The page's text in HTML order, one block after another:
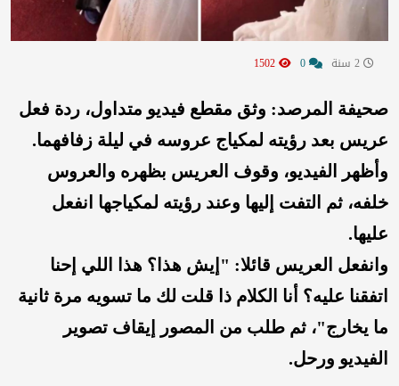
صحيفة المرصد: وثق مقطع فيديو متداول، ردة فعل
عريس بعد رؤيته لمكياج عروسه في ليلة زفافهما.
وأظهر الفيديو، وقوف العريس بظهره والعروس
خلفه، ثم التفت إليها وعند رؤيته لمكياجها انفعل
عليها.
وانفعل العريس قائلا: "إيش هذا؟ هذا اللي إحنا
اتفقنا عليه؟ أنا الكلام ذا قلت لك ما تسويه مرة ثانية
ما يخارج"، ثم طلب من المصور إيقاف تصوير
الفيديو ورحل.